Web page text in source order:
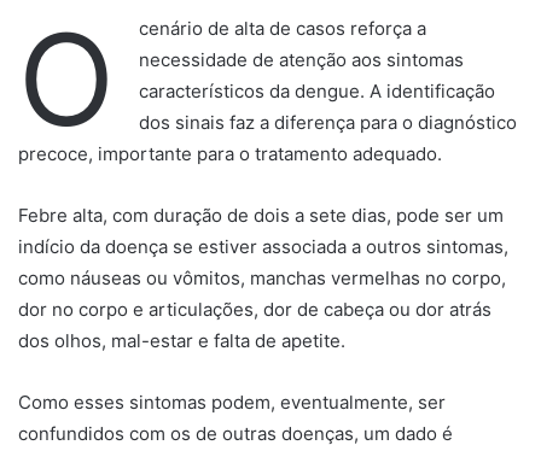
O
cenário de alta de casos reforça a
necessidade de atenção aos sintomas
característicos da dengue. A identificação
dos sinais faz a diferença para o diagnóstico
precoce, importante para o tratamento adequado.
Febre alta, com duração de dois a sete dias, pode ser um
indício da doença se estiver associada a outros sintomas,
como náuseas ou vômitos, manchas vermelhas no corpo,
dor no corpo e articulações, dor de cabeça ou dor atrás
dos olhos, mal-estar e falta de apetite.
Como esses sintomas podem, eventualmente, ser
confundidos com os de outras doenças, um dado é